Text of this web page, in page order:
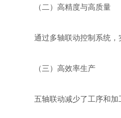
（二）高精度与高质量
通过多轴联动控制系统
（三）高效率生产
五轴联动减少了工序和